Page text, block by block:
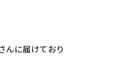
んに届けており